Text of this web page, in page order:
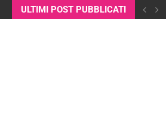
ULTIMI POST PUBBLICATI